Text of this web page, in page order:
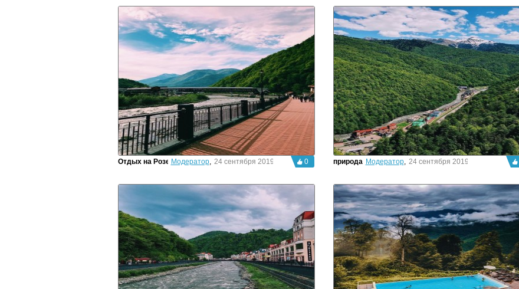
Отдых на Розе Модератор, 24 сентября 2019г. 0 природа Модератор, 24 сентября 2019г.